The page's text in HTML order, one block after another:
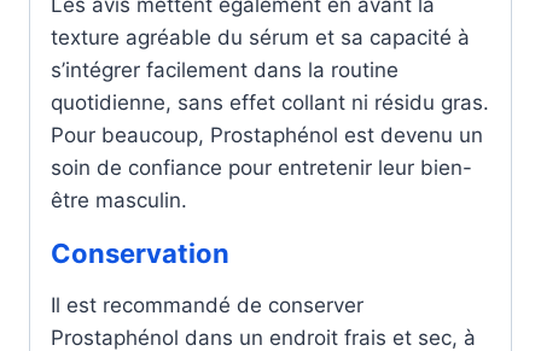
texture agréable du sérum et sa capacité à
s’intégrer facilement dans la routine
quotidienne, sans effet collant ni résidu gras.
Pour beaucoup, Prostaphénol est devenu un
soin de confiance pour entretenir leur bien-
être masculin.
Conservation
Il est recommandé de conserver
Prostaphénol dans un endroit frais et sec, à